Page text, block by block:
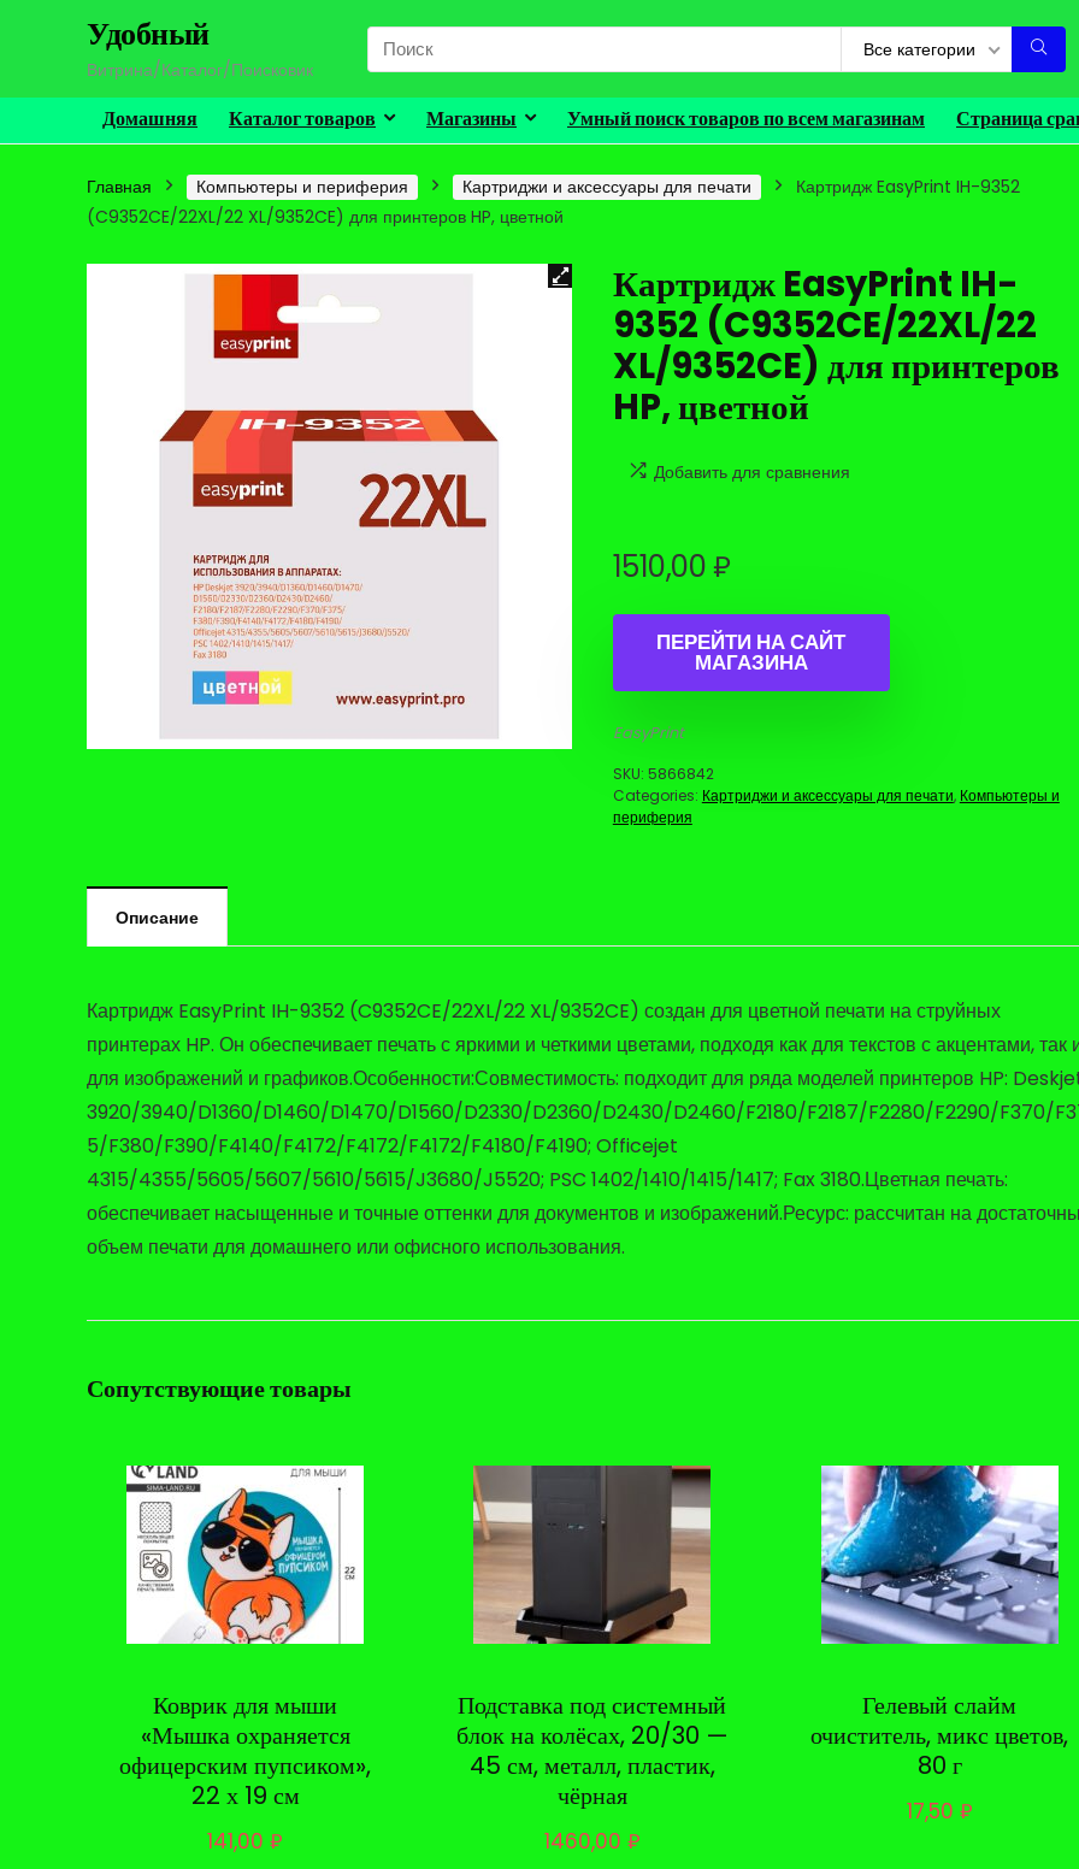
Удобный
Витрина/Каталог/Поисковик
Search
for:
Все категории
Домашняя Каталог товаров Магазины Умный поиск товаров по всем магазинам Страница
Главная Компьютеры и периферия Картриджи и аксессуары для печати
Картридж EasyPrint IH-9352
(C9352CE/22XL/22 XL/9352CE) для принтеров HP, цветной
Картридж EasyPrint IH-
9352 (C9352CE/22XL/22
XL/9352CE) для принтеров
HP, цветной
Добавить для сравнения
1510,00₽
ПЕРЕЙТИ НА САЙТ
МАГАЗИНА
EasyPrint
SKU: 5866842
Categories: Картриджи и аксессуары для печати, Компьютеры и
периферия
Описание
Картридж EasyPrint IH-9352 (C9352CE/22XL/22 XL/9352CE) создан для цветной печати на струйных
принтерах HP. Он обеспечивает печать с яркими и четкими цветами, подходя как для текстов с акцентами, так
для изображений и графиков.Особенности:Совместимость: подходит для ряда моделей принтеров HP:
3920/3940/D1360/D1460/D1470/D1560/D2330/D2360/D2430/D2460/F2180/F2187/F2280/F2290/F370/
5/F380/F390/F4140/F4172/F4172/F4172/F4180/F4190; Officejet
4315/4355/5605/5607/5610/5615/J3680/J5520; PSC 1402/1410/1415/1417; Fax 3180.Цветная печать:
обеспечивает насыщенные и точные оттенки для документов и изображений.Ресурс: рассчитан на
объем печати для домашнего или офисного использования.
Сопутствующие товары
Коврик для мыши
«Мышка охраняется
офицерским пупсиком»,
22 х 19 см
141,00₽
Подставка под системный
блок на колёсах, 20/30 —
45 см, металл, пластик,
чёрная
1460,00 ₽
Гелевый слайм
очиститель, микс цветов,
80 г
17,50 ₽